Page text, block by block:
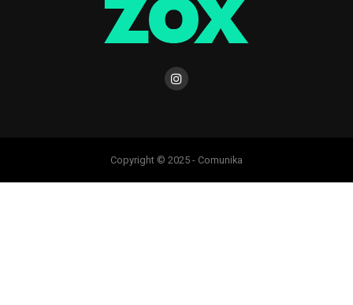
Copyright © 2025 - Comunika